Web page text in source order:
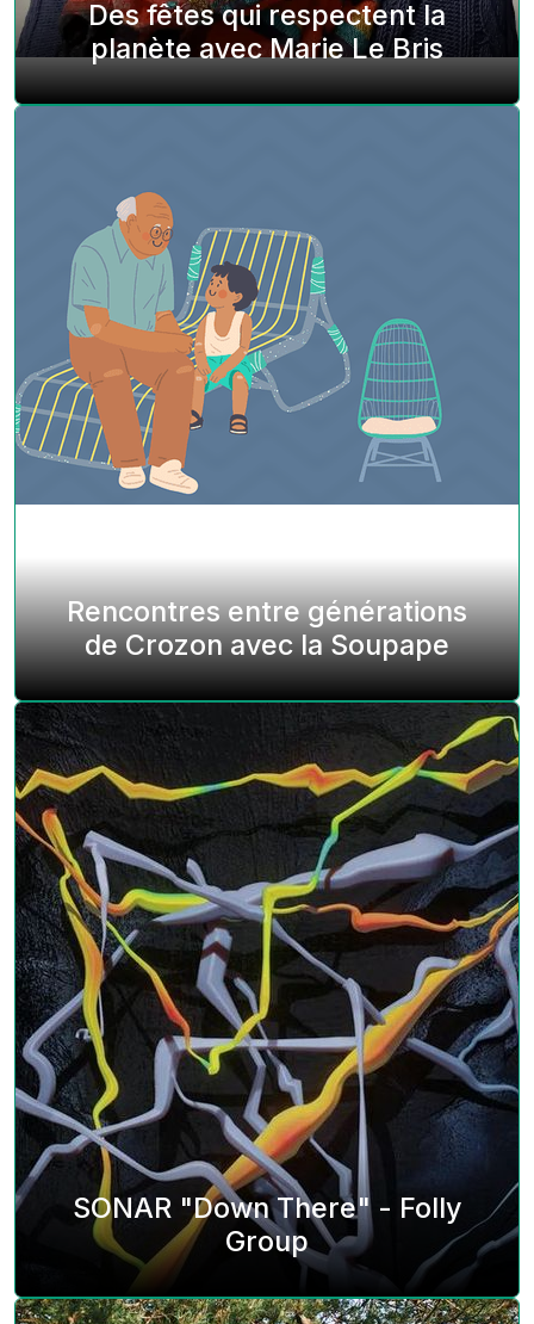
Des fêtes qui respectent la
planète avec Marie Le Bris
Rencontres entre générations
de Crozon avec la Soupape
SONAR "Down There" - Folly
Group